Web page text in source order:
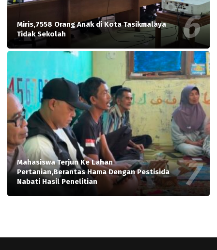
Miris,7558 Orang Anak di Kota Tasikmalaya
Tidak Sekolah
Mahasiswa Terjun Ke Lahan
Pertanian,Berantas Hama Dengan Pestisida
Nabati Hasil Penelitian